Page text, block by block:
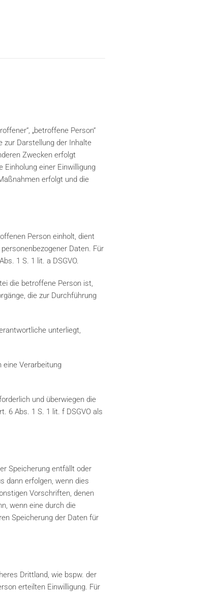
„betroffene Person“
zur Darstellung der Inhalte
Zwecken erfolgt
Einholung einer Einwilligung
erfolgt und die
Person einholt, dient
Daten. Für
1 S. 1 lit. a DSGVO.
die betroffene Person ist,
die zur Durchführung
unterliegt,
eine Verarbeitung
und überwiegen die
6 Abs. 1 S. 1 lit. f DSGVO als
Speicherung entfällt oder
dann erfolgen, wenn dies
Vorschriften, denen
wenn eine durch die
Speicherung der Daten für
Drittland, wie bspw. der
erteilten Einwilligung. Für